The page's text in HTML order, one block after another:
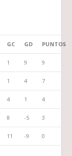
GC GD PUNTOS
1 9 9
1 4 7
4 1 4
8 -5 3
11 -9 0